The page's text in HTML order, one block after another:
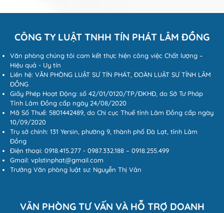
CÔNG TY LUẬT TNHH TÍN PHÁT LÂM ĐỒNG
Văn phòng chúng tôi cam kết thực hiện công việc Chất lượng –
Hiệu quả - Uy tín
Liên hệ: VĂN PHÒNG LUẬT SƯ TÍN PHÁT, ĐOÀN LUẬT SƯ TỈNH LÂM
ĐỒNG
Giấy Phép Hoạt Động: số 42/01/0120/TP/ĐKHĐ, do Sở Tư Pháp
Tỉnh Lâm Đồng cấp ngày 24/08/2020
Mã Số Thuế: 5801442489, do Chi cục Thuế tỉnh Lâm Đồng cấp ngày
10/09/2020
Trụ sở chính: 131 Yersin, phường 9, thành phố Đà Lạt, tỉnh Lâm
Đồng
Điện thoại: 0918.415.277 - 0987.332.188 – 0918.255.499
Gmail: vplstinphat@gmail.com
Trưởng Văn phòng luật sư: Nguyễn Thị Vân
VĂN PHÒNG TƯ VẤN VÀ HỖ TRỢ DOANH